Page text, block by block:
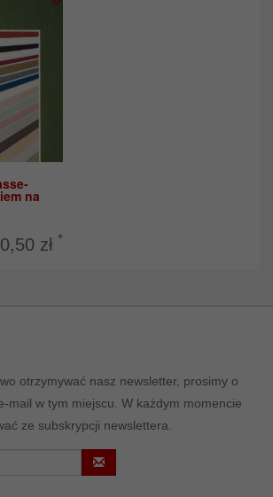
na
zł *
otrzymywać nasz newsletter, prosimy o
mail w tym miejscu. W każdym momencie
ze subskrypcji newslettera.